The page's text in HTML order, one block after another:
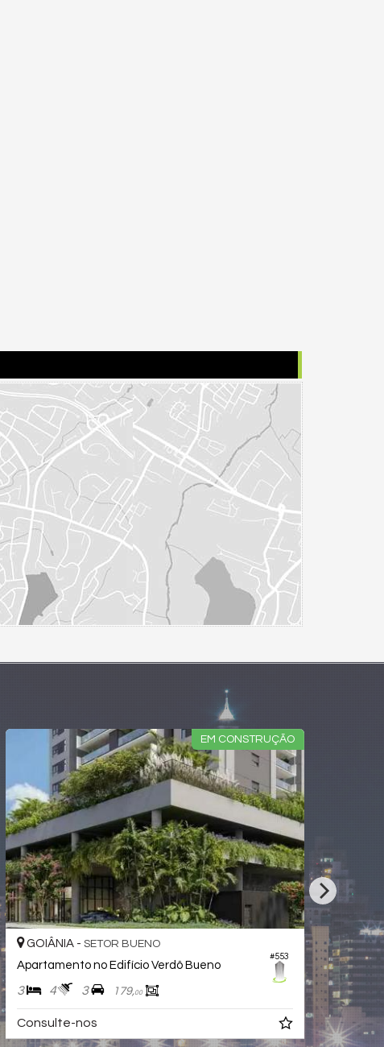
GOIÂNIA -SETOR BUENO
Apartamento no Edifício Wish Vaca Brava
3 1 80,00
R$ 760.950,